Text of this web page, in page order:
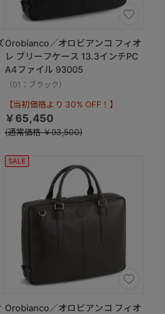
Orobianco／オロビアンコ フィオ
レ ブリーフケース 13.3インチPC
A4ファイル 93005
（01：ブラック）
【当初価格より 30% OFF！】
￥65,450
(通常価格 ￥93,500)
SALE
Orobianco／オロビアンコ フィオ